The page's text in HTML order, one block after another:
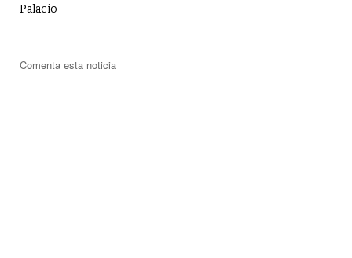
Palacio
Comenta esta noticia